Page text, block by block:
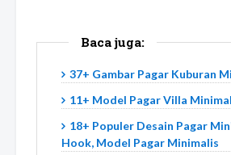
Baca juga:
37+ Gambar Pagar Kuburan
11+ Model Pagar Villa
18+ Populer Desain Pagar
Hook, Model Pagar Minimalis